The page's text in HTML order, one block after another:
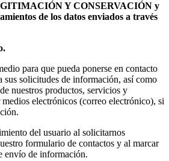
Y CONSERVACIÓN y
de los datos enviados a través
para que pueda ponerse en contacto
sus solicitudes de información, así como
nuestros productos, servicios y
electrónicos (correo electrónico), si
del usuario al solicitarnos
formulario de contactos y al marcar
envío de información.